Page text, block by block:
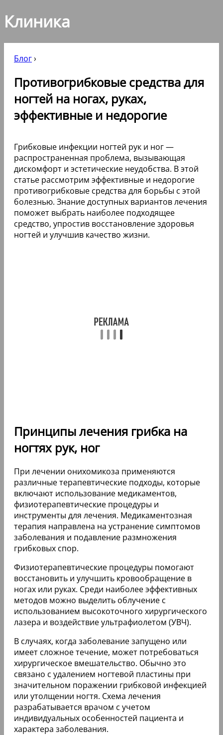
Клиника
Блог›
Противогрибковые средства для
ногтей на ногах, руках,
эффективные и недорогие
Грибковые инфекции ногтей рук и ног —
распространенная проблема, вызывающая
дискомфорт и эстетические неудобства. В этой
статье рассмотрим эффективные и недорогие
противогрибковые средства для борьбы с этой
болезнью. Знание доступных вариантов лечения
поможет выбрать наиболее подходящее
средство, упростив восстановление здоровья
ногтей и улучшив качество жизни.
Принципы лечения грибка на
ногтях рук, ног
При лечении онихомикоза применяются
различные терапевтические подходы, которые
включают использование медикаментов,
физиотерапевтические процедуры и
инструменты для лечения. Медикаментозная
терапия направлена на устранение симптомов
заболевания и подавление размножения
грибковых спор.
Физиотерапевтические процедуры помогают
восстановить и улучшить кровообращение в
ногах или руках. Среди наиболее эффективных
методов можно выделить облучение с
использованием высокоточного хирургического
лазера и воздействие ультрафиолетом (УВЧ).
В случаях, когда заболевание запущено или
имеет сложное течение, может потребоваться
хирургическое вмешательство. Обычно это
связано с удалением ногтевой пластины при
значительном поражении грибковой инфекцией
или утолщении ногтя. Схема лечения
разрабатывается врачом с учетом
индивидуальных особенностей пациента и
характера заболевания.